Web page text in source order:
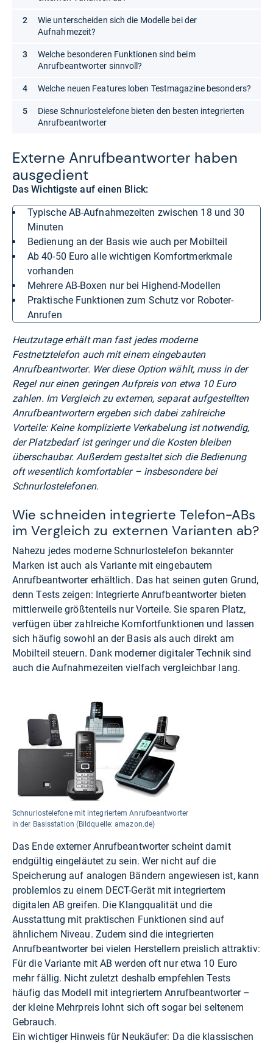
Externe Anruf­be­ant­wor­ter haben
aus­ge­dient
Das Wichtigste auf einen Blick:
typische AB-Aufnahmezeiten zwischen 18 und 30
Minuten
Bedienung an der Basis wie auch per Mobilteil
ab 40-50 Euro alle wichtigen Komfortmerkmale
vorhanden
mehrere AB-Boxen nur bei Highend-Modellen
praktische Funktionen zum Schutz vor Roboter-
Anrufen
Heutzutage erhält man fast jedes moderne
Festnetztelefon auch mit einem eingebauten
Anrufbeantworter. Wer diese Option wählt, muss in der
Regel nur einen geringen Aufpreis von etwa 10 Euro
zahlen. Im Vergleich zu externen, separat aufgestellten
Anrufbeantwortern ergeben sich dabei zahlreiche
Vorteile: Keine komplizierte Verkabelung ist notwendig,
der Platzbedarf ist geringer und die Kosten bleiben
überschaubar. Außerdem gestaltet sich die Bedienung
oft wesentlich komfortabler – insbesondere bei
Schnurlostelefonen.
Wie schneiden integrierte Telefon-ABs
im Vergleich zu externen Varianten ab?
Nahezu jedes moderne Schnurlostelefon bekannter
Marken ist auch als Variante mit eingebautem
Anrufbeantworter erhältlich. Das hat seinen guten Grund,
denn Tests zeigen: Integrierte Anrufbeantworter bieten
mittlerweile größtenteils nur Vorteile. Sie sparen Platz,
verfügen über zahlreiche Komfortfunktionen und lassen
sich häufig sowohl an der Basis als auch direkt am
Mobilteil steuern. Dank moderner digitaler Technik sind
auch die Aufnahmezeiten vielfach vergleichbar lang.
Schnurlostelefone mit integriertem Anrufbeantworter
in der Basisstation (Bildquelle: amazon.de)
Das Ende externer Anrufbeantworter scheint damit
endgültig eingeläutet zu sein. Wer nicht auf die
Speicherung auf analogen Bändern angewiesen ist, kann
problemlos zu einem DECT-Gerät mit integriertem
digitalen AB greifen. Die Klangqualität und die
Ausstattung mit praktischen Funktionen sind auf
ähnlichem Niveau. Zudem sind die integrierten
Anrufbeantworter bei vielen Herstellern preislich attraktiv:
Für die Variante mit AB werden oft nur etwa 10 Euro
mehr fällig. Nicht zuletzt deshalb empfehlen Tests
häufig das Modell mit integriertem Anrufbeantworter –
der kleine Mehrpreis lohnt sich oft sogar bei seltenem
Gebrauch.
Ein wichtiger Hinweis für Neukäufer: Da die klassischen
Wie unterscheiden sich die Modelle bei der
Aufnahmezeit?
Welche besonderen Funktionen sind beim
Anrufbeantworter sinnvoll?
Welche neuen Features loben Testmagazine besonders?
Diese Schnurlostelefone bieten den besten integrierten
Anrufbeantworter